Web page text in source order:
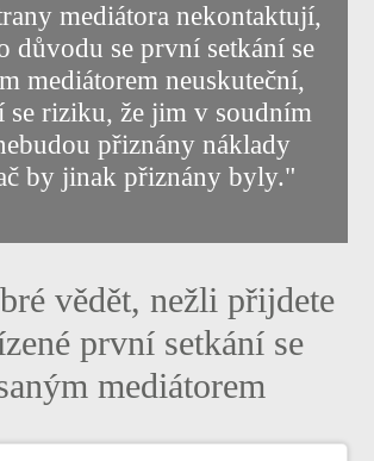
mediátora nekontaktují,
důvodu se první setkání se
mediátorem neuskuteční,
se riziku, že jim v soudním
přiznány náklady
by jinak přiznány byly."
vědět, nežli přijdete
první setkání se
mediátorem